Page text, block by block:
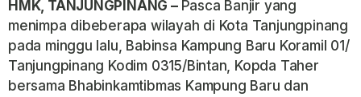
HMK, TANJUNGPINANG – Pasca Banjir yang
menimpa dibeberapa wilayah di Kota Tanjungpinang
pada minggu lalu, Babinsa Kampung Baru Koramil 01/
Tanjungpinang Kodim 0315/Bintan, Kopda Taher
bersama Bhabinkamtibmas Kampung Baru dan